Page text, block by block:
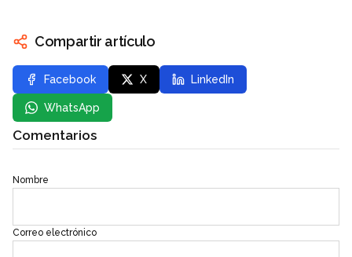
Compartir artículo
Facebook X LinkedIn
WhatsApp
Comentarios
Nombre
Correo electrónico